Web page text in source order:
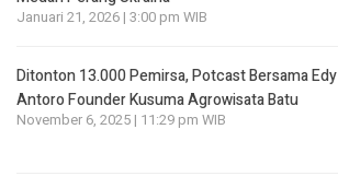
Januari 21, 2026 | 3:00 pm WIB
Ditonton 13.000 Pemirsa, Potcast Bersama Edy
Antoro Founder Kusuma Agrowisata Batu
November 6, 2025 | 11:29 pm WIB